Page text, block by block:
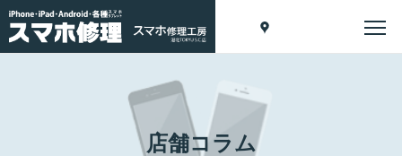
店舗コラム